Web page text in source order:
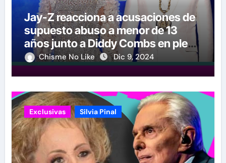
Jay-Z reacciona a acusaciones de
supuesto abuso a menor de 13
años junto a Diddy Combs en plena
fiestaChisme No Like Dic 9, 2024
Exclusivas Silvia Pinal